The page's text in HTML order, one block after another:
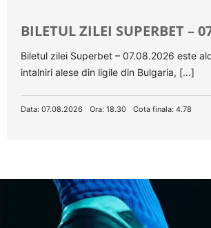
BILETUL ZILEI SUPERBET –
Biletul zilei Superbet – 07.08.2026 este
intalniri alese din ligile din Bulgaria, [...]
Data: 07.08.2026 Ora: 18.30 Cota finala: 4.78